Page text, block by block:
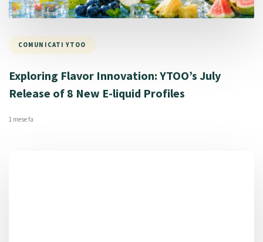
COMUNICATI YTOO
Exploring Flavor Innovation: YTOO’s July
Release of 8 New E-liquid Profiles
1 mese fa